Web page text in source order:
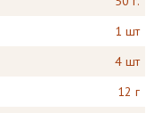
1 шт
4 шт
12 г